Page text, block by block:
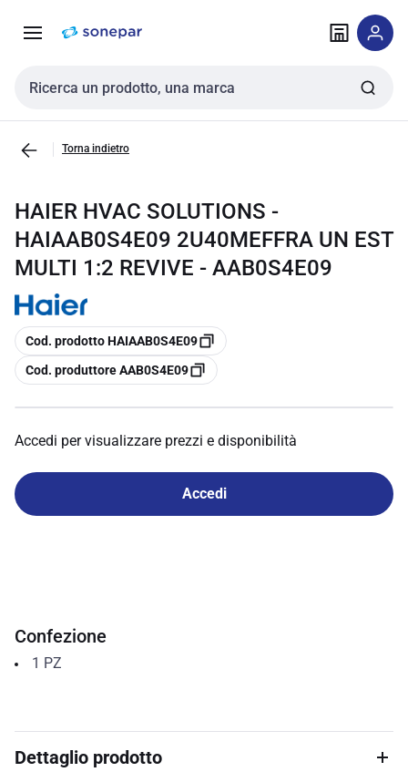
navigazione alla
Cerca input
Torna indietro
HAIER HVAC SOLUTIONS -
HAIAAB0S4E09 2U40MEFFRA UN EST
MULTI 1:2 REVIVE - AAB0S4E09
copia
Cod. prodotto HAIAAB0S4E09
copia
Cod. produttore AAB0S4E09
Accedi per visualizzare prezzi e disponibilità
Accedi
Confezione
1 PZ
Dettaglio prodotto